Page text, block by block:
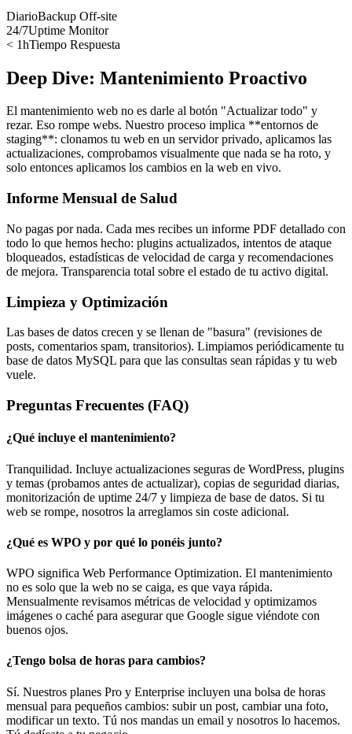
DiarioBackup Off-site
24/7Uptime Monitor
< 1hTiempo Respuesta
Deep Dive: Mantenimiento Proactivo
El mantenimiento web no es darle al botón "Actualizar todo" y
rezar. Eso rompe webs. Nuestro proceso implica **entornos de
staging**: clonamos tu web en un servidor privado, aplicamos las
actualizaciones, comprobamos visualmente que nada se ha roto, y
solo entonces aplicamos los cambios en la web en vivo.
Informe Mensual de Salud
No pagas por nada. Cada mes recibes un informe PDF detallado con
todo lo que hemos hecho: plugins actualizados, intentos de ataque
bloqueados, estadísticas de velocidad de carga y recomendaciones
de mejora. Transparencia total sobre el estado de tu activo digital.
Limpieza y Optimización
Las bases de datos crecen y se llenan de "basura" (revisiones de
posts, comentarios spam, transitorios). Limpiamos periódicamente tu
base de datos MySQL para que las consultas sean rápidas y tu web
vuele.
Preguntas Frecuentes (FAQ)
¿Qué incluye el mantenimiento?
Tranquilidad. Incluye actualizaciones seguras de WordPress, plugins
y temas (probamos antes de actualizar), copias de seguridad diarias,
monitorización de uptime 24/7 y limpieza de base de datos. Si tu
web se rompe, nosotros la arreglamos sin coste adicional.
¿Qué es WPO y por qué lo ponéis junto?
WPO significa Web Performance Optimization. El mantenimiento
no es solo que la web no se caiga, es que vaya rápida.
Mensualmente revisamos métricas de velocidad y optimizamos
imágenes o caché para asegurar que Google sigue viéndote con
buenos ojos.
¿Tengo bolsa de horas para cambios?
Sí. Nuestros planes Pro y Enterprise incluyen una bolsa de horas
mensual para pequeños cambios: subir un post, cambiar una foto,
modificar un texto. Tú nos mandas un email y nosotros lo hacemos.